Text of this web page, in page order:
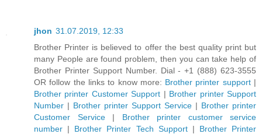
jhon 31.07.2019, 12:33
Brother Printer is believed to offer the best quality print but
many People are found problem, then you can take help of
Brother Printer Support Number. Dial - +1 (888) 623-3555
OR follow the links to know more: Brother printer support|
Brother printer Customer Support | Brother printer Support
Number | Brother printer Support Service | Brother printer
Customer Service| Brother printer customer service
number | Brother Printer Tech Support| Brother Printer